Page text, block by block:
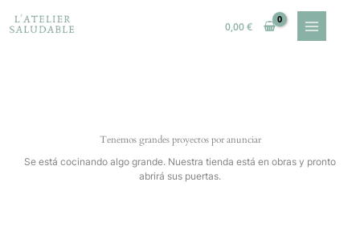
contenido
0,00€
Tenemos grandes proyectos por anunciar
Se está cocinando algo grande. Nuestra tienda está en obras y pronto
abrirá sus puertas.